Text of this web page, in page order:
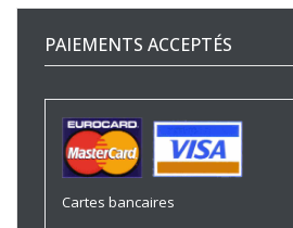
PAIEMENTS ACCEPTÉS
Cartes bancaires